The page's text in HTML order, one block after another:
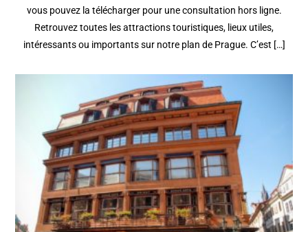
vous pouvez la télécharger pour une consultation hors ligne.
Retrouvez toutes les attractions touristiques, lieux utiles,
intéressants ou importants sur notre plan de Prague. C’est […]